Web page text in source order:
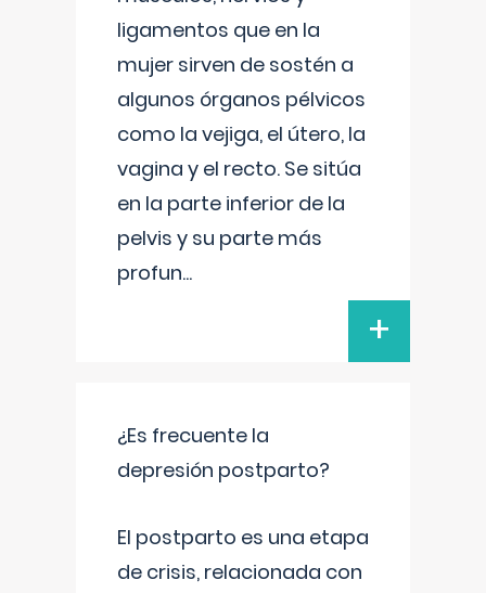
ligamentos que en la
mujer sirven de sostén a
algunos órganos pélvicos
como la vejiga, el útero, la
vagina y el recto. Se sitúa
en la parte inferior de la
pelvis y su parte más
profun...
+
¿Es frecuente la
depresión postparto?
El postparto es una etapa
de crisis, relacionada con